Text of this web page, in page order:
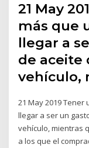
21 May
más que
llegar a
de aceite
vehículo,
21 May 2019
llegar a ser un
vehículo, mientras
a los que el